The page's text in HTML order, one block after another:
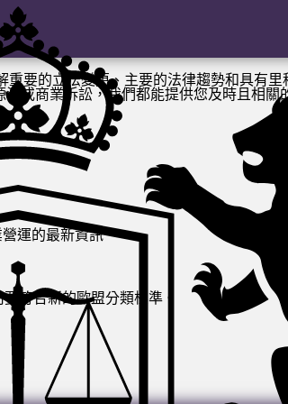
重要的立法變更、主要的法律趨勢和具有
或商業訴訟，我們都能提供您及時且相關
運的最新資訊
符合新的歐盟分類標準。